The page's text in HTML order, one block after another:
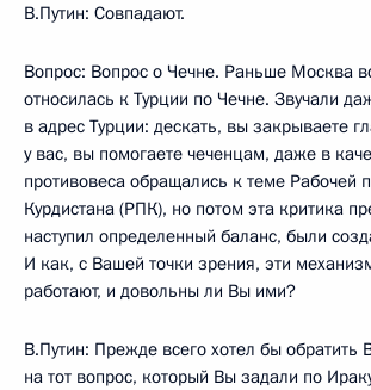
В.Путин: Совпадают.
Вопрос: Вопрос о Чечне. Раньше Москва
относилась к Турции по Чечне. Звучали
в адрес Турции: дескать, вы закрываете
у вас, вы помогаете чеченцам, даже в
противовеса обращались к теме Рабочей
Курдистана (РПК), но потом эта критика
наступил определенный баланс, были
И как, с Вашей точки зрения, эти
работают, и довольны ли Вы ими?
В.Путин: Прежде всего хотел бы
на тот вопрос, который Вы задали по